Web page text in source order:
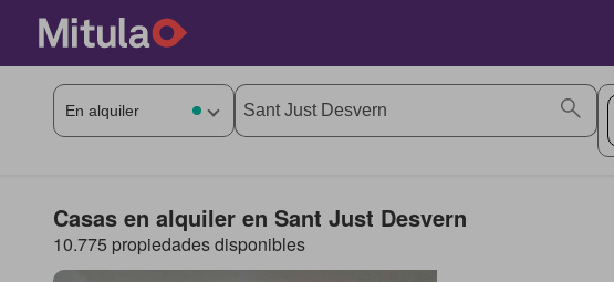
Casas en alquiler en Sant Just Desvern
10.775 propiedades disponibles